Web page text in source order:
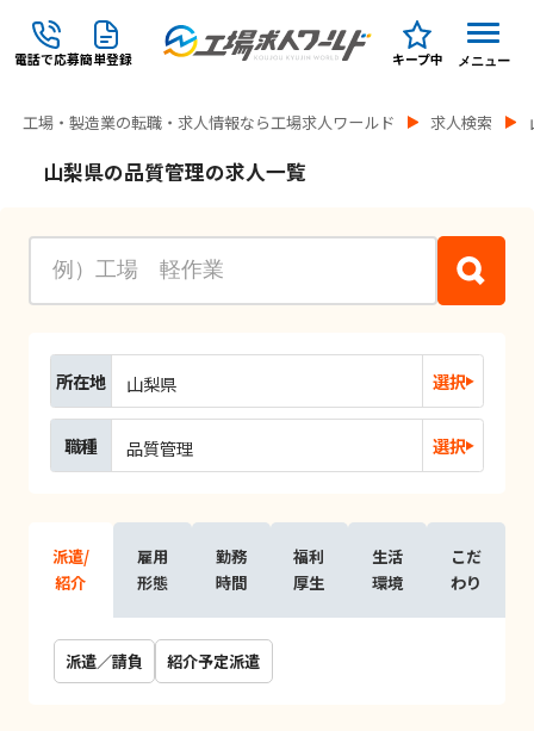
電話で応募簡単登録 キープ中 メニュー
工場・製造業の転職・求人情報なら工場求人ワールド 求人検索
山梨県の品質管理の求人一覧
所在地 山梨県 選択
職種 品質管理 選択
派遣/
紹介
雇用
形態
勤務
時間
福利
厚生
生活
環境
こだ
わり
派遣／請負 紹介予定派遣